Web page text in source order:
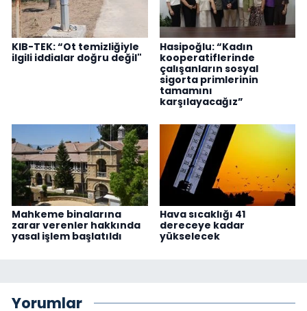
KIB-TEK: “Ot temizliğiyle
ilgili iddialar doğru değil"
Hasipoğlu: “Kadın
kooperatiflerinde
çalışanların sosyal
sigorta primlerinin
tamamını
karşılayacağız”
Mahkeme binalarına
zarar verenler hakkında
yasal işlem başlatıldı
Hava sıcaklığı 41
dereceye kadar
yükselecek
Yorumlar